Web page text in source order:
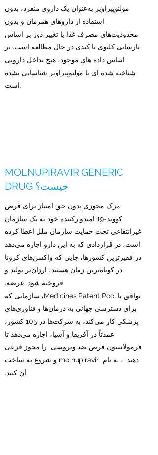
مولنوپیراویر به‌عنوان یک داروی منفرد، بدون
استفاده از داروهای همزمان و بدون
محدودیت‌های مصرف غذا یا تغییر دوز بر اساس
نارسایی کلیوی یا کبدی در حال مطالعه است. بر
اساس داده های موجود، هیچ تداخل دارویی
شناخته شده ای با مولنوپیراویر شناسایی نشده
است.
MOLNUPIRAVIR GENERIC
DRUG چیست؟
مرک مجوزی بدون حق امتیاز برای قرص
کووید-19 امیدوارکننده خود به یک سازمان
غیرانتفاعی تحت حمایت سازمان ملل اعطا کرده
است، در قراردادی که به این دارو اجازه می‌دهد
در فقیرترین کشورها، جایی که واکسن‌های کرونا
در کوتاه‌ترین زمان هستند، ارزان‌تر تولید و
فروخته شود. عرضه.
توافق با Medicines Patent Pool، سازمانی که
برای دسترسی جهانی به درمان‌ها و فناوری‌های
پزشکی کار می‌کند، به شرکت‌ها در 105 کشور،
عمدتاً در آفریقا و آسیا، اجازه می‌دهد تا
فرمولاسیون قرص ضد ویروسی را مجوز فرعی
دهند. ، به نام molnupiravir و شروع به ساخت
آن کنید.